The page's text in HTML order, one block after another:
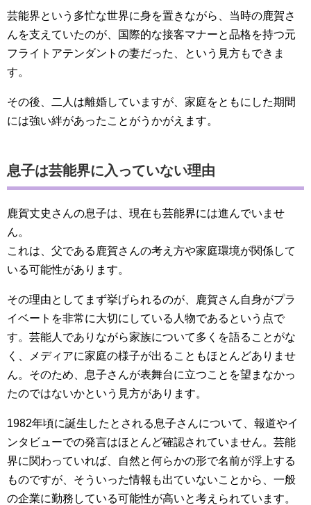
芸能界という多忙な世界に身を置きながら、当時の鹿賀さ
んを支えていたのが、国際的な接客マナーと品格を持つ元
フライトアテンダントの妻だった、という見方もできま
す。
その後、二人は離婚していますが、家庭をともにした期間
には強い絆があったことがうかがえます。
息子は芸能界に入っていない理由
鹿賀丈史さんの息子は、現在も芸能界には進んでいませ
ん。
これは、父である鹿賀さんの考え方や家庭環境が関係して
いる可能性があります。
その理由としてまず挙げられるのが、鹿賀さん自身がプラ
イベートを非常に大切にしている人物であるという点で
す。芸能人でありながら家族について多くを語ることがな
く、メディアに家庭の様子が出ることもほとんどありませ
ん。そのため、息子さんが表舞台に立つことを望まなかっ
たのではないかという見方があります。
1982年頃に誕生したとされる息子さんについて、報道やイ
ンタビューでの発言はほとんど確認されていません。芸能
界に関わっていれば、自然と何らかの形で名前が浮上する
ものですが、そういった情報も出ていないことから、一般
の企業に勤務している可能性が高いと考えられています。